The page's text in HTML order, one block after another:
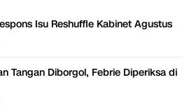
Isu Reshuffle Kabinet Agustus
Tangan Diborgol, Febrie Diperiksa di